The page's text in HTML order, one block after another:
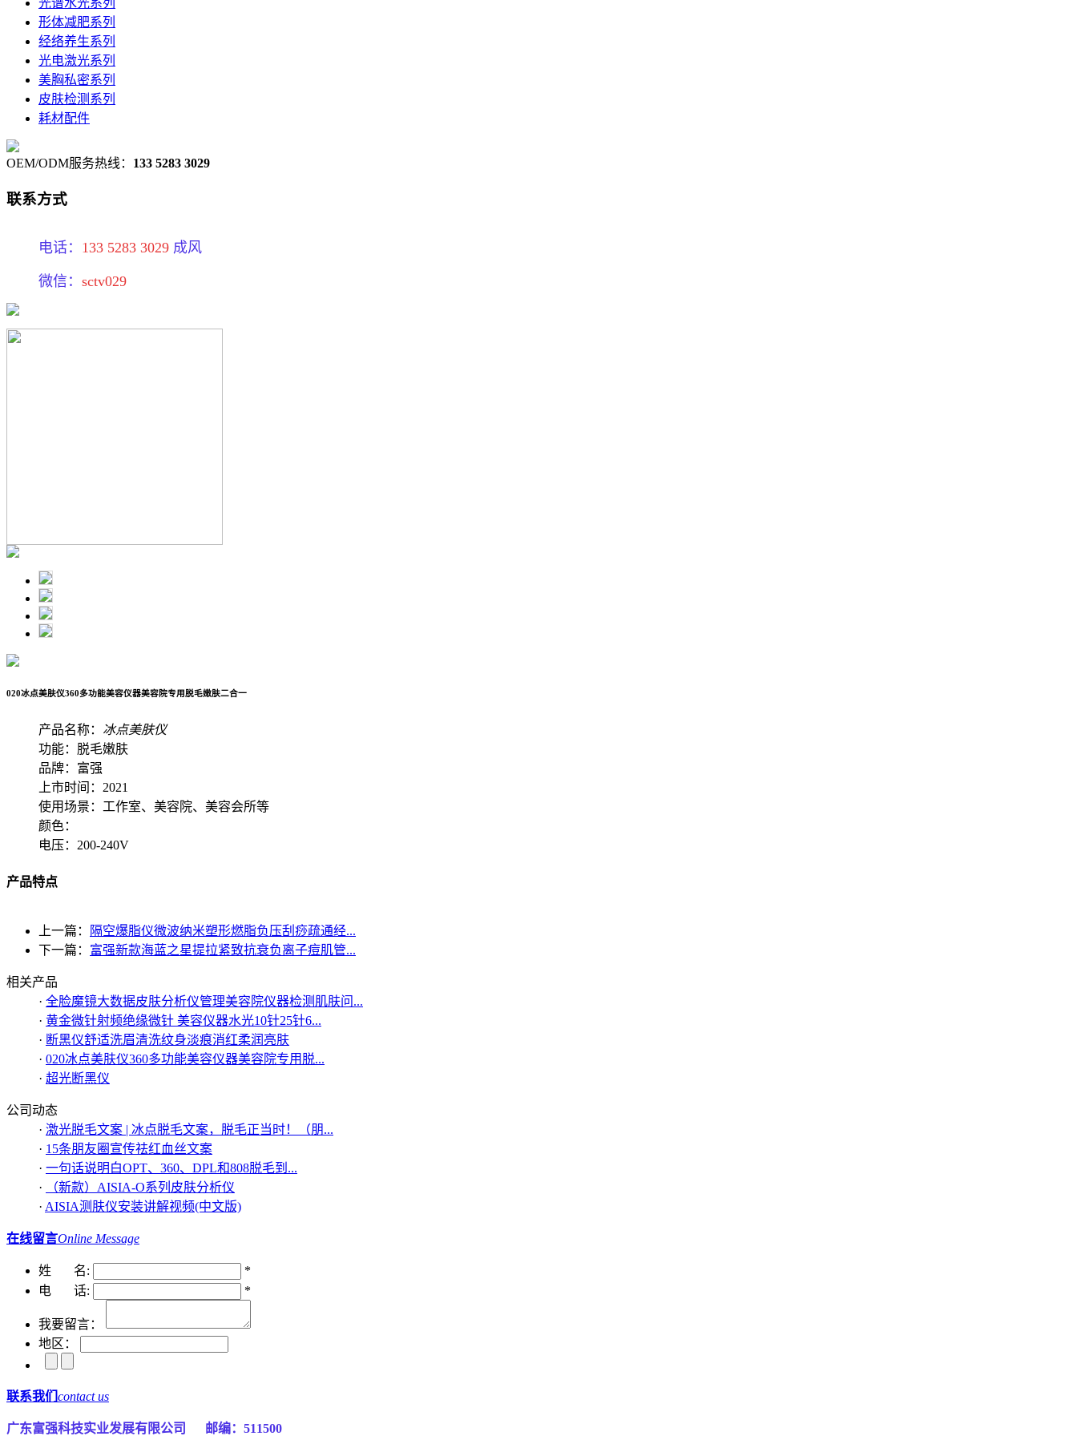
形体减肥系列
经络养生系列
光电激光系列
美胸私密系列
皮肤检测系列
耗材配件
OEM/ODM服务热线： 133 5283 3029
联系方式
电话： 133 5283 3029 成风
微信： sctv029
020冰点美肤仪360多功能美容仪器美容院专用脱毛嫩肤二合一
产品名称： 冰点美肤仪
功能：脱毛嫩肤
品牌：富强
上市时间：2021
使用场景：工作室、美容院、美容会所等
颜色：
电压：200-240V
产品特点
上一篇：
隔空爆脂仪微波纳米塑形燃脂负压刮痧疏通经...
下一篇： 富强新款海蓝之星提拉紧致抗衰负离子痘肌管...
相关产品
· 全脸魔镜大数据皮肤分析仪管理美容院仪器检测肌肤问...
· 黄金微针射频绝缘微针 美容仪器水光10针25针6...
· 断黑仪舒适洗眉清洗纹身淡痕消红柔润亮肤
· 020冰点美肤仪360多功能美容仪器美容院专用脱...
· 超光断黑仪
公司动态
· 激光脱毛文案 | 冰点脱毛文案，脱毛正当时！（朋...
· 15条朋友圈宣传祛红血丝文案
· 一句话说明白OPT、360、DPL和808脱毛到...
·
（新款）AISIA-O系列皮肤分析仪
· AISIA测肤仪安装讲解视频(中文版)
在线留言Online Message
姓 名:
*
电 话:
*
我要留言：
地区：
联系我们 contact us
广东富强科技实业发展有限公司 邮编：511500